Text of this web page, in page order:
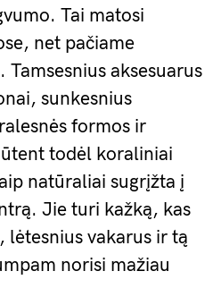
Tai matosi
net pačiame
aksesuarus
sunkesnius
formos ir
todėl koraliniai
natūraliai sugrįžta į
Jie turi kažką, kas
vakarus ir tą
norisi mažiau